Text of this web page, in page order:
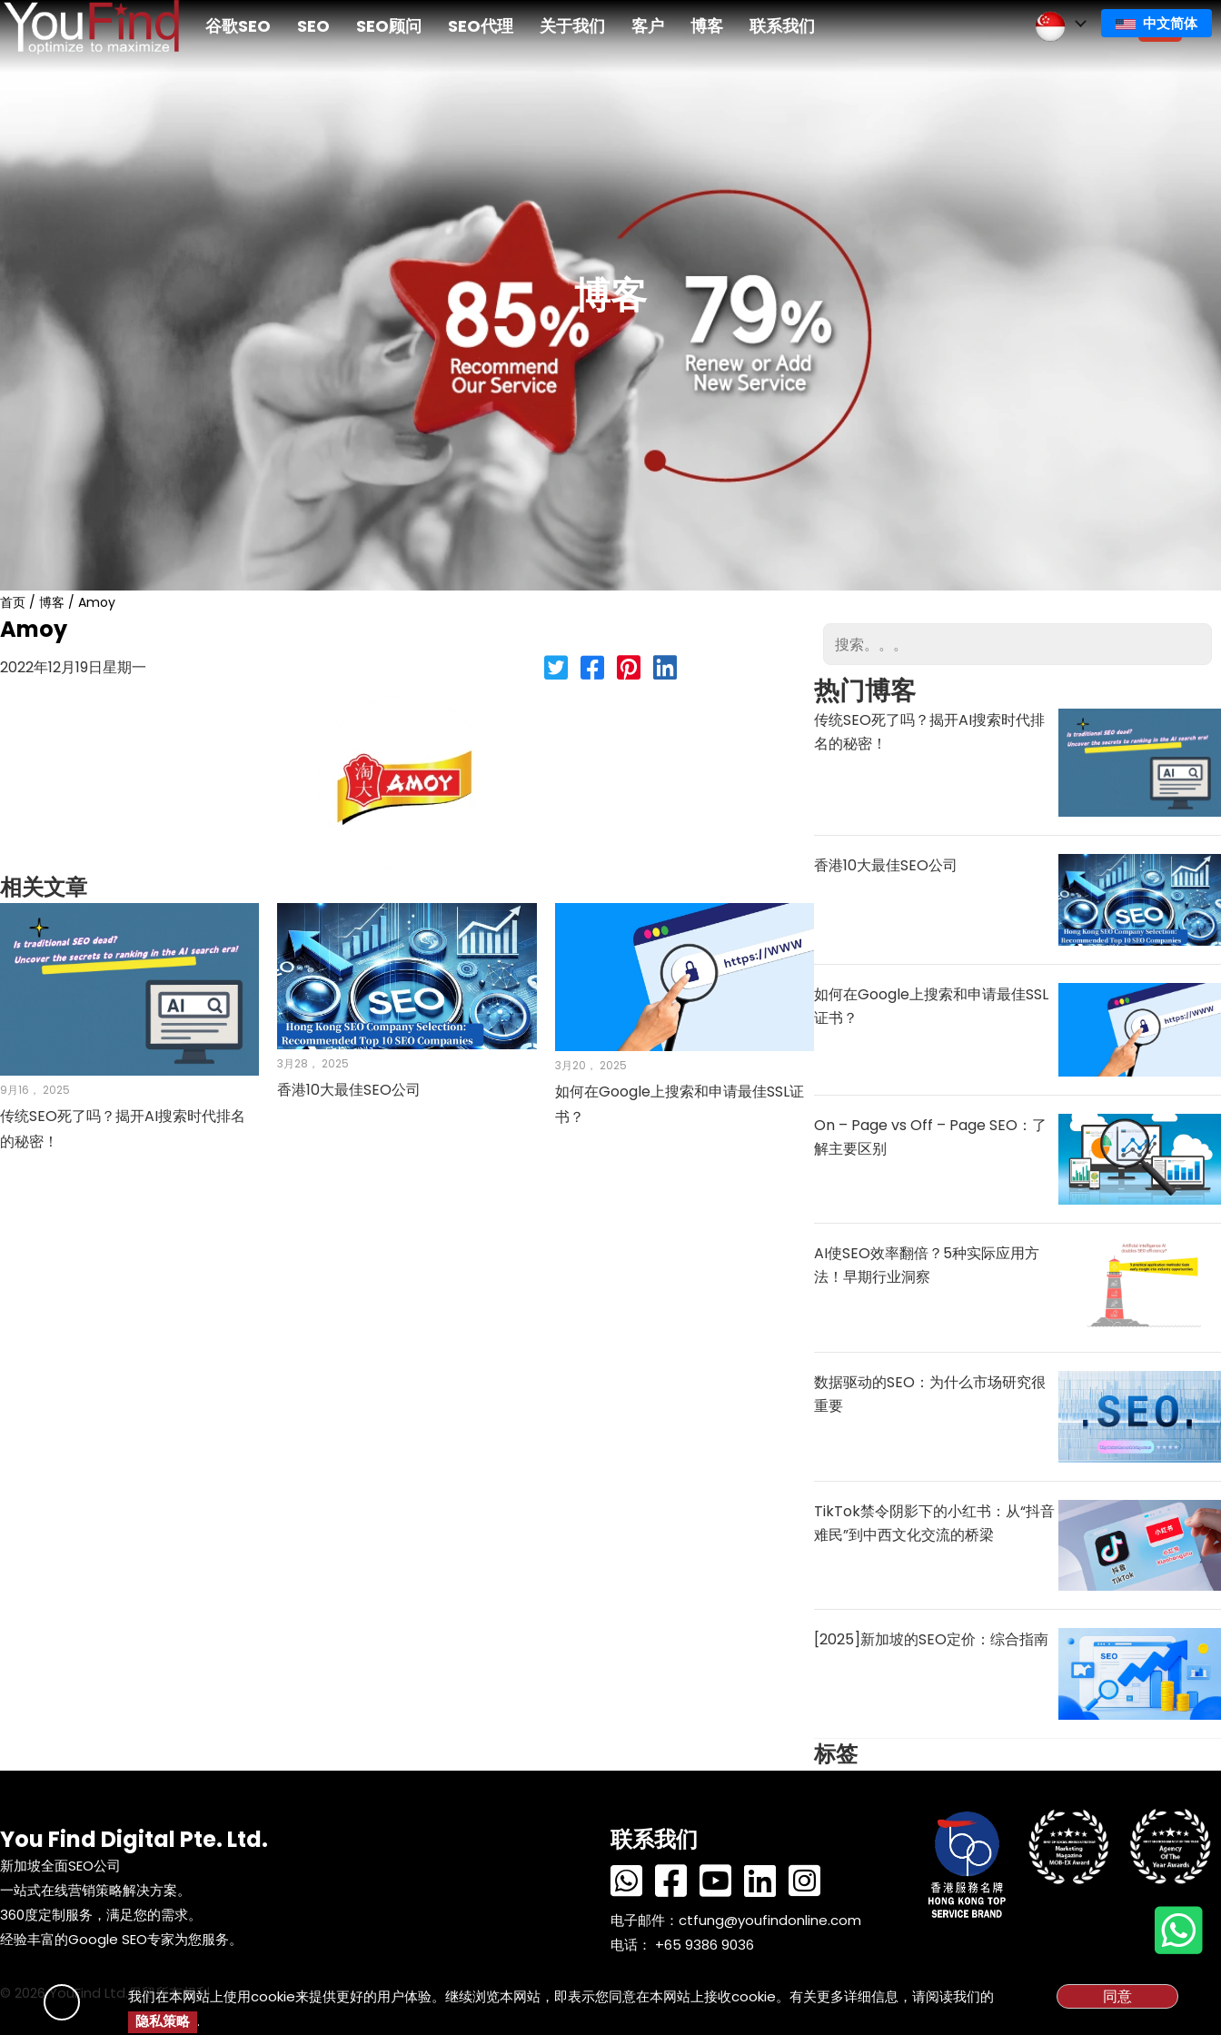
跳
至
主
谷歌SEO SEO SEO顾问 SEO代理 关于我们 客户 博客 联系我们 中文简体
订阅
博客
首页 / 博客 / Amoy
Amoy
2022年12月19日星期一
相关文章
9月16， 2025
传统SEO死了吗？揭开AI搜索时代排名
的秘密！
3月28， 2025
香港10大最佳SEO公司
3月20， 2025
如何在Google上搜索和申请最佳SSL证
书？
热门博客
传统SEO死了吗？揭开AI搜索时代排
名的秘密！
香港10大最佳SEO公司
如何在Google上搜索和申请最佳SSL
证书？
On – Page vs Off – Page SEO：了
解主要区别
AI使SEO效率翻倍？5种实际应用方
法！早期行业洞察
数据驱动的SEO：为什么市场研究很
重要
TikTok禁令阴影下的小红书：从“抖音
难民”到中西文化交流的桥梁
[2025]新加坡的SEO定价：综合指南
标签
You Find Digital Pte. Ltd.
新加坡全面SEO公司
一站式在线营销策略解决方案。
360度定制服务，满足您的需求。
经验丰富的Google SEO专家为您服务。
联系我们
电子邮件： ctfung@youfindonline.com
电话： +65 9386 9036
© 2026 YouFind Ltd.保留所有权利我们在本网站上使用cookie来提供更好的用户体验。继续浏览本网站，即表示您同意在本网站上接收cookie。有关更多详细信息，请阅读我们的
隐私策略 .
同意